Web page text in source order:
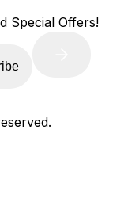
Special Offers!